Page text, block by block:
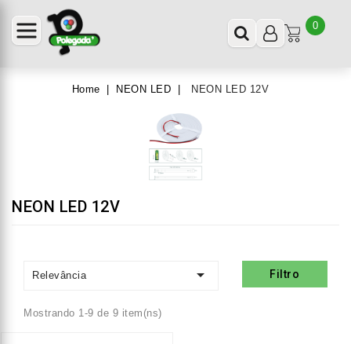
0
Home NEON LED NEON LED 12V
NEON LED 12V
Relevância  Filtro
Mostrando 1-9 de 9 item(ns)